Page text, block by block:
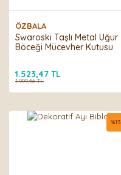
ÖZBALA
Swaroski Taşlı Metal Uğur
Böceği Mücevher Kutusu
1.523,47 TL
1.999,56 TL
%13